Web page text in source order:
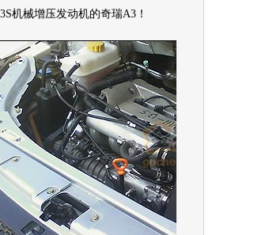
机械增压发动机的奇瑞A3 ！